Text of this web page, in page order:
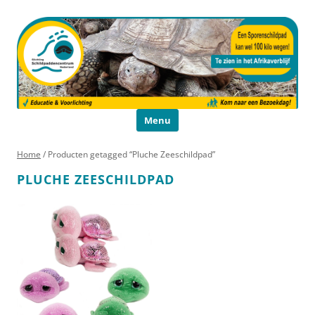
Menu
Home / Producten getagged “Pluche Zeeschildpad”
PLUCHE ZEESCHILDPAD